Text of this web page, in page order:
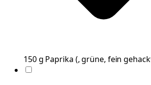
150g Paprika (, grüne, fein